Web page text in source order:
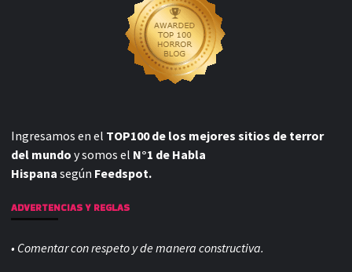
Ingresamos en el TOP100 de los mejores sitios de terror
del mundo y somos el N°1 de Habla
Hispana según Feedspot.
ADVERTENCIAS Y REGLAS
• Comentar con respeto y de manera constructiva.